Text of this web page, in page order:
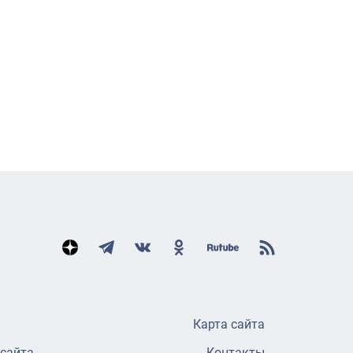
Карта сайта